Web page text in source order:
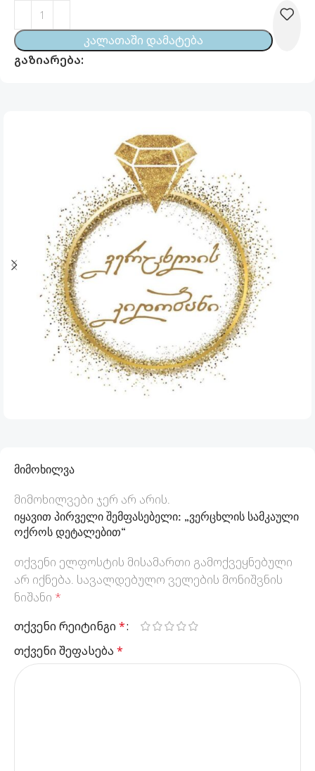
Კალათაში Დამატება
გაზიარება:
მიმოხილვა
მიმოხილვები ჯერ არ არის.
იყავით პირველი შემფასებელი: „ვერცხლის სამკაული
ოქროს დეტალებით“
თქვენი ელფოსტის მისამართი გამოქვეყნებული
არ იქნება. სავალდებულო ველების მონიშვნის
ნიშანი *
თქვენი რეიტინგი*
თქვენი შეფასება *